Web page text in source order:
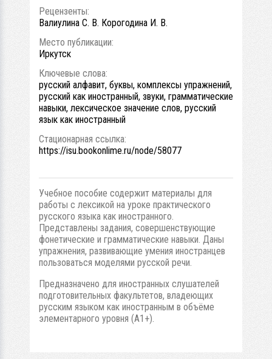
Рецензенты:
Валиулина С. В. Корогодина И. В.
Место публикации:
Иркутск
Ключевые слова:
русский алфавит, буквы, комплексы упражнений,
русский как иностранный, звуки, грамматические
навыки, лексическое значение слов, русский
язык как иностранный
Стационарная ссылка:
https://isu.bookonlime.ru/node/58077
Учебное пособие содержит материалы для
работы с лексикой на уроке практического
русского языка как иностранного.
Представлены задания, совершенствующие
фонетические и грамматические навыки. Даны
упражнения, развивающие умения иностранцев
пользоваться моделями русской речи.
Предназначено для иностранных слушателей
подготовительных факультетов, владеющих
русским языком как иностранным в объёме
элементарного уровня (А1+).